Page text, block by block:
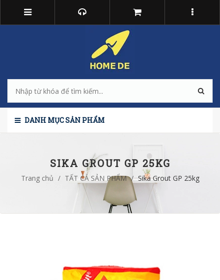
DANH MỤC SẢN PHẨM
SIKA GROUT GP 25KG
Trang chủ / TẤT CẢ SẢN PHẨM / Sika Grout GP 25kg